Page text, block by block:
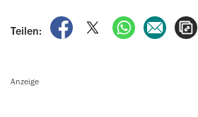
Teilen:
auf Facebook teilen
auf X teilen
per per
Anzeige